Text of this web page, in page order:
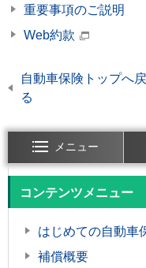
重要事項のご説明
Web約款
自動車保険トップへ戻
る
メニュー
開く
コンテンツメニュー
はじめての自動車
補償概要